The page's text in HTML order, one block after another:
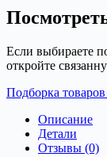
Если выбираете
откройте
Подборка товаров
Описание
Детали
Отзывы (0)